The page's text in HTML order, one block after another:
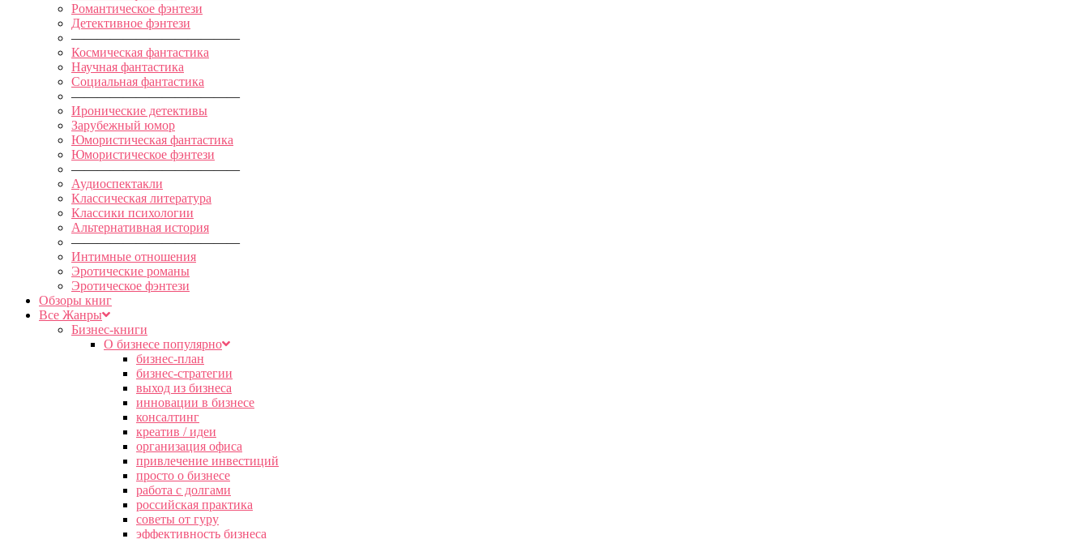
Романтическое фэнтези
Детективное фэнтези
—————————————
Космическая фантастика
Научная фантастика
Социальная фантастика
—————————————
Иронические детективы
Зарубежный юмор
Юмористическая фантастика
Юмористическое фэнтези
—————————————
Аудиоспектакли
Классическая литература
Классики психологии
Альтернативная история
—————————————
Интимные отношения
Эротические романы
Эротическое фэнтези
Обзоры книг
Все Жанры
Бизнес-книги
О бизнесе популярно
бизнес-план
бизнес-стратегии
выход из бизнеса
инновации в бизнесе
консалтинг
креатив / идеи
организация офиса
привлечение инвестиций
просто о бизнесе
работа с долгами
российская практика
советы от гуру
эффективность бизнеса